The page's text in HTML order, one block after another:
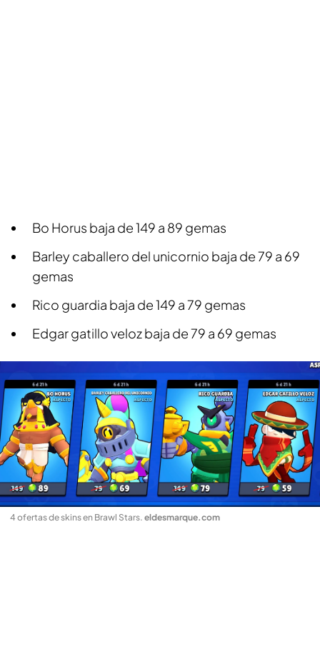
Bo Horus baja de 149 a 89 gemas
Barley caballero del unicornio baja de 79 a 69
gemas
Rico guardia baja de 149 a 79 gemas
Edgar gatillo veloz baja de 79 a 69 gemas
4 ofertas de skins en Brawl Stars. eldesmarque.com